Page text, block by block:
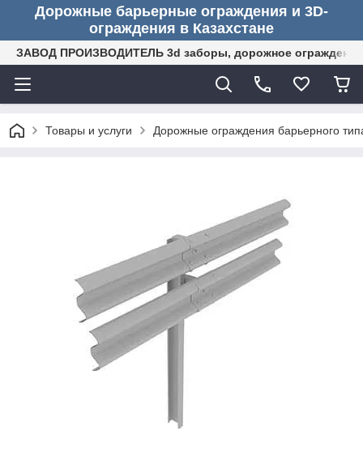
Дорожные барьерные ограждения и 3D-
ограждения в Казахстане
ЗАВОД ПРОИЗВОДИТЕЛЬ 3d заборы, дорожное ограждение
Товары и услуги Дорожные ограждения барьерного